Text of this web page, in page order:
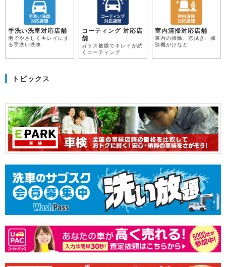
手洗い洗車対応店舗
泡でやさしくキレイにす
る手洗い洗車
コーティング 対応店
舗
ガラス被膜でキレイが続
くコーティング
室内清掃対応店舗
車内の掃除、窓拭き、掃
除機がけなど
トピックス